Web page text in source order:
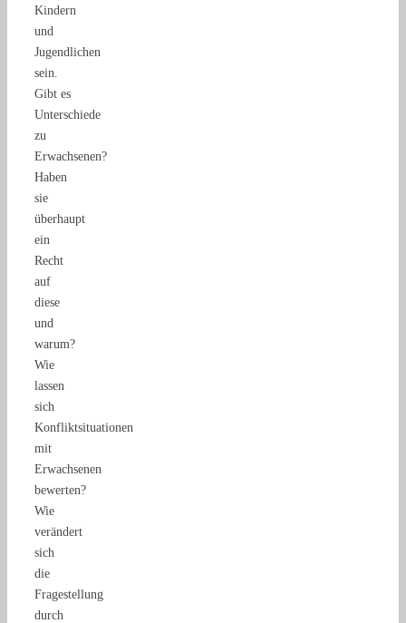
Kindern
und
Jugendlichen
sein.
Gibt es
Unterschiede
zu
Erwachsenen?
Haben
sie
überhaupt
ein
Recht
auf
diese
und
warum?
Wie
lassen
sich
Konfliktsituationen
mit
Erwachsenen
bewerten?
Wie
verändert
sich
die
Fragestellung
durch